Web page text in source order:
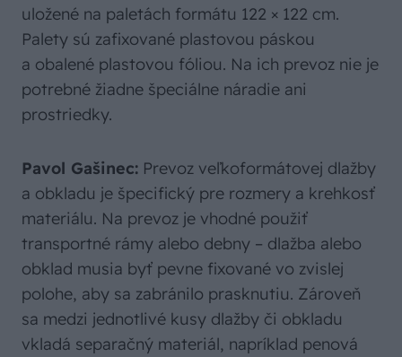
uložené na paletách formátu 122 × 122 cm.
Palety sú zafixované plastovou páskou
a obalené plastovou fóliou. Na ich prevoz nie je
potrebné žiadne špeciálne náradie ani
prostriedky.
Pavol Gašinec: Prevoz veľkoformátovej dlažby
a obkladu je špecifický pre rozmery a krehkosť
materiálu. Na prevoz je vhodné použiť
transportné rámy alebo debny – dlažba alebo
obklad musia byť pevne fixované vo zvislej
polohe, aby sa zabránilo prasknutiu. Zároveň
sa medzi jednotlivé kusy dlažby či obkladu
vkladá separačný materiál, napríklad penová